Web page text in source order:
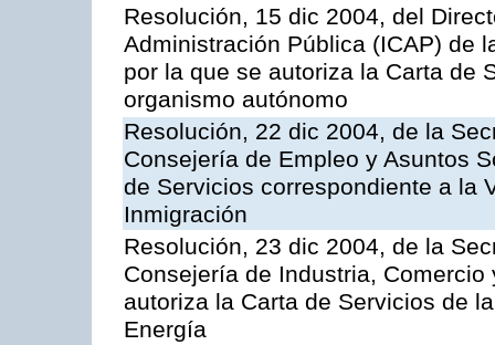
Resolución, 15 dic 2004, del
Administración Pública (ICAP) de
por la que se autoriza la Carta de
organismo autónomo
Resolución, 22 dic 2004, de la
Consejería de Empleo y Asuntos
de Servicios correspondiente a la
Inmigración
Resolución, 23 dic 2004, de la
Consejería de Industria,
autoriza la Carta de Servicios de
Energía